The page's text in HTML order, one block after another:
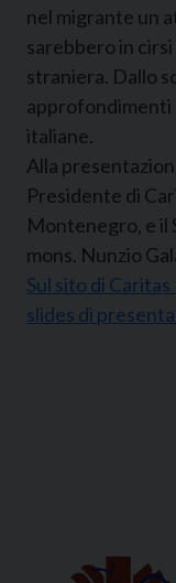
nel migrante un
sarebbero in
straniera. Dallo
approfondimenti
italiane.
Alla
Presidente di
Montenegro, e il
mons. Nunzio
Sul sito di
slides di